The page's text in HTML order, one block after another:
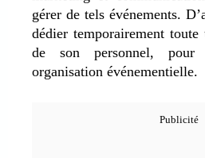
gérer de tels événements.
dédier temporairement toute
de son personnel, pour
organisation événementielle.